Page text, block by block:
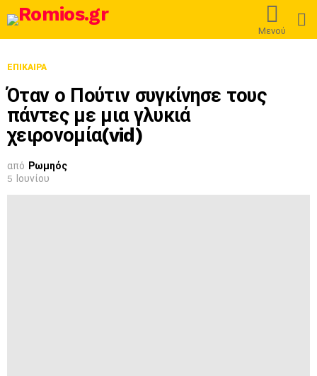
Μενού
ΕΠΊΚΑΙΡΑ
Όταν ο Πούτιν συγκίνησε τους
πάντες με μια γλυκιά
χειρονομία(vid)
από Ρωμηός
5 Ιουνίου